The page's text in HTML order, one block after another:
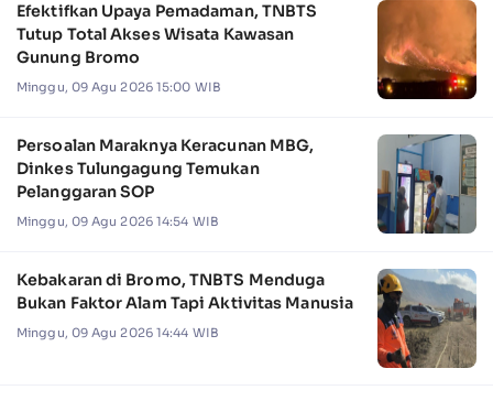
Efektifkan Upaya Pemadaman, TNBTS
Tutup Total Akses Wisata Kawasan
Gunung Bromo
Minggu, 09 Agu 2026 15:00 WIB
Persoalan Maraknya Keracunan MBG,
Dinkes Tulungagung Temukan
Pelanggaran SOP
Minggu, 09 Agu 2026 14:54 WIB
Kebakaran di Bromo, TNBTS Menduga
Bukan Faktor Alam Tapi Aktivitas Manusia
Minggu, 09 Agu 2026 14:44 WIB